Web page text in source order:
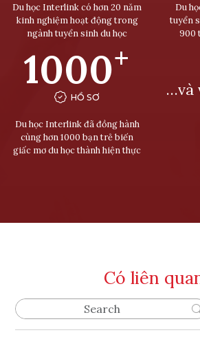
Du học Interlink có hơn 20 năm
kinh nghiệm hoạt động trong
ngành tuyển sinh du học
Du
tuyển
900
1000+
HỒ SƠ
Du học Interlink đã đồng hành
cùng hơn 1000 bạn trẻ biến
giấc mơ du học thành hiện thực
…và
Có liên